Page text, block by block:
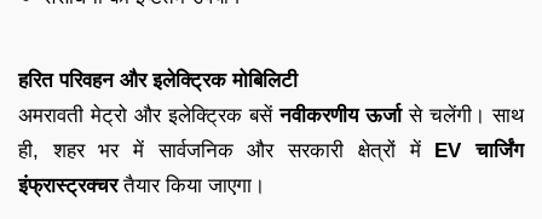
हरित परिवहन और इलेक्ट्रिक मोबिलिटी
अमरावती मेट्रो और इलेक्ट्रिक बसेंनवीकरणीय ऊर्जासे चलेंगी। साथ
ही, शहर भर में सार्वजनिक और सरकारी क्षेत्रों में EV चार्जिंग
इंफ्रास्ट्रक्चरतैयार किया जाएगा।